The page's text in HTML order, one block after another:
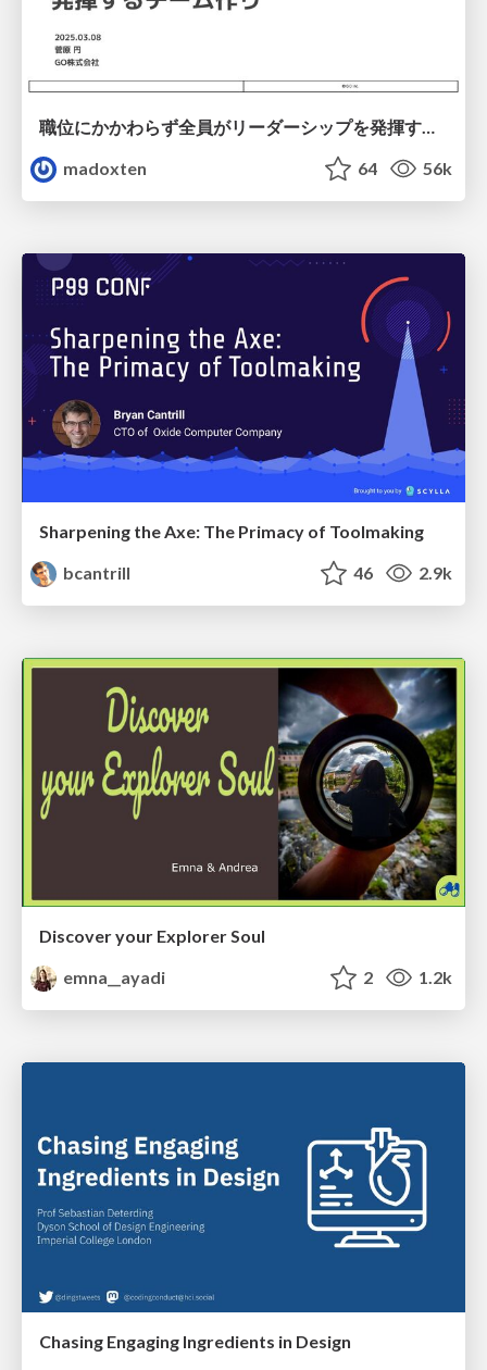
madoxten
64 56k
Sharpening the Axe: The Primacy of Toolmaking
bcantrill
46 2.9k
Discover your Explorer Soul
emna__ayadi
2 1.2k
Chasing Engaging Ingredients in Design